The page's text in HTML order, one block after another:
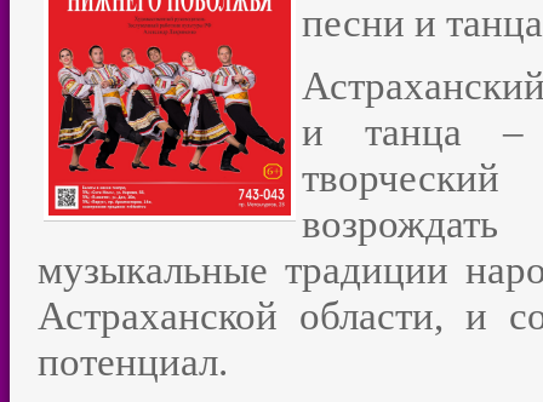
песни и
и танца –
музыкальные традиции
Астраханской области, и
потенциал.